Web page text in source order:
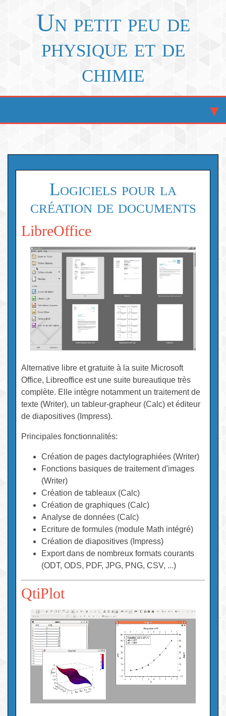
Un petit peu de
physique et de
chimie
Logiciels pour la
création de documents
LibreOffice
Alternative libre et gratuite à la suite Microsoft
Office, Libreoffice est une suite bureautique très
complète. Elle intègre notamment un traitement de
texte (Writer), un tableur-grapheur (Calc) et éditeur
de diapositives (Impress).
Principales fonctionnalités:
Création de pages dactylographiées (Writer)
Fonctions basiques de traitement d'images
(Writer)
Création de tableaux (Calc)
Création de graphiques (Calc)
Analyse de données (Calc)
Ecriture de formules (module Math intégré)
Création de diapositives (Impress)
Export dans de nombreux formats courants
(ODT, ODS, PDF, JPG, PNG, CSV, ...)
QtiPlot